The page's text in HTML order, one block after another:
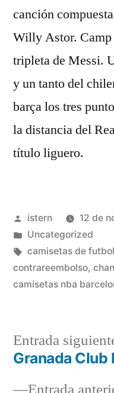
canción
Willy Astor.
tripleta de Messi.
y un tanto del
barça los tres
la distancia del
título liguero.
Publicado
por
istern
12 de
Publicado
en
Uncategorized
Etiquetas:
camisetas de
contrareembolso,
camisetas nba
Entrada
Granada Club